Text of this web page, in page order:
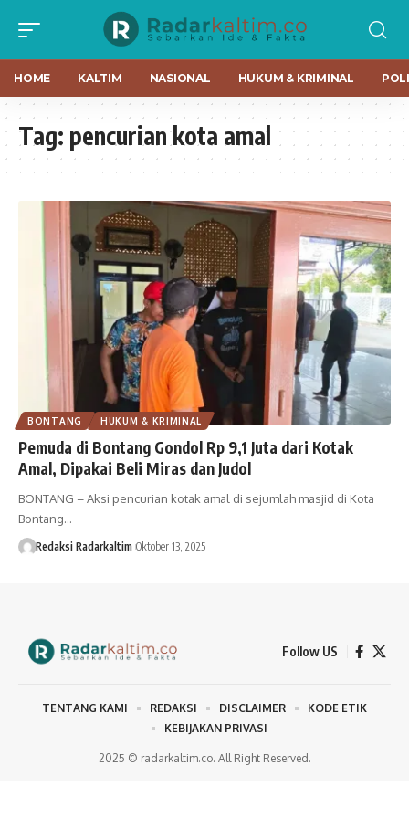
HOME KALTIM NASIONAL HUKUM & KRIMINAL
Tag: pencurian kota amal
BONTANG HUKUM & KRIMINAL
Pemuda di Bontang Gondol Rp 9,1 Juta dari Kotak
Amal, Dipakai Beli Miras dan Judol
BONTANG – Aksi pencurian kotak amal di sejumlah masjid di Kota
Bontang…
Redaksi Radarkaltim Oktober 13, 2025
Follow US
2025 © radarkaltim.co. All Right Reserved.
TENTANG KAMI REDAKSI DISCLAIMER
KODE ETIK
KEBIJAKAN PRIVASI